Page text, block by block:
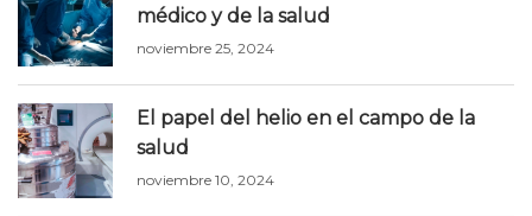
médico y de la salud
noviembre 25, 2024
El papel del helio en el campo de la
salud
noviembre 10, 2024